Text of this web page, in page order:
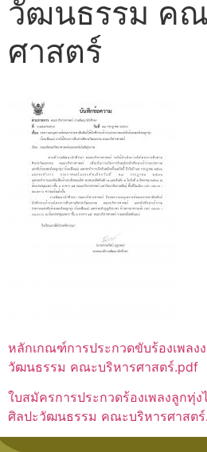
วัฒนธรรม ค
ศาสตร์
หลักเกณฑ์การประกวดขับร้องเพลง
วัฒนธรรม คณะบริหารศาสตร์.pdf
ใบสมัครการประกวดร้องเพลงลูกทุ่
ศิลปะวัฒนธรรม คณะบริหารศาสต